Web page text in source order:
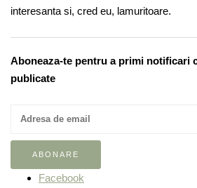
interesanta si, cred eu, lamuritoare.
Aboneaza-te pentru a primi notificari
publicate
Facebook